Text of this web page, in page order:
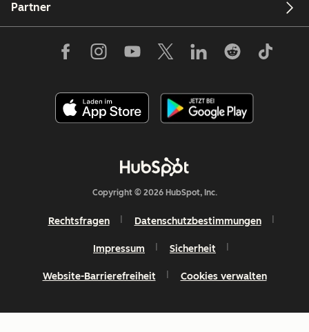
Partner
Copyright © 2026 HubSpot, Inc.
Rechtsfragen Datenschutzbestimmungen
Impressum Sicherheit
Website-Barrierefreiheit Cookies verwalten